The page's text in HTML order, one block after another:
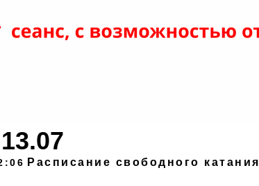
Расписание свободного катания